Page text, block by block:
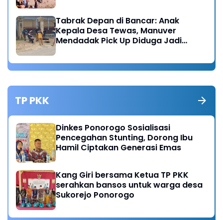
Tabrak Depan di Bancar: Anak
Kepala Desa Tewas, Manuver
Mendadak Pick Up Diduga Jadi
TP PKK
Dinkes Ponorogo Sosialisasi
Pencegahan Stunting, Dorong Ibu
Hamil Ciptakan Generasi Emas
Kang Giri bersama Ketua TP PKK
serahkan bansos untuk warga desa
Sukorejo Ponorogo